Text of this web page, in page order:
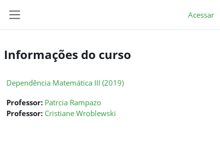
Acessar
Informações do curso
Dependência Matemática III (2019)
Professor: Patrcia Rampazo
Professor: Cristiane Wroblewski